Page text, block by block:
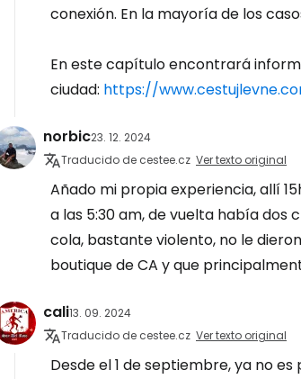
conexión. En la mayoría de los
En este capítulo encontrará
ciudad: https://
norbic23. 12. 2024
Traducido de cestee.cz Ver texto original
Añado mi propia experiencia, allí
a las 5:30 am, de vuelta había
cola, bastante violento, no le
boutique de CA y que
cali13. 09. 2024
Traducido de cestee.cz Ver texto original
Desde el 1 de septiembre, ya no es